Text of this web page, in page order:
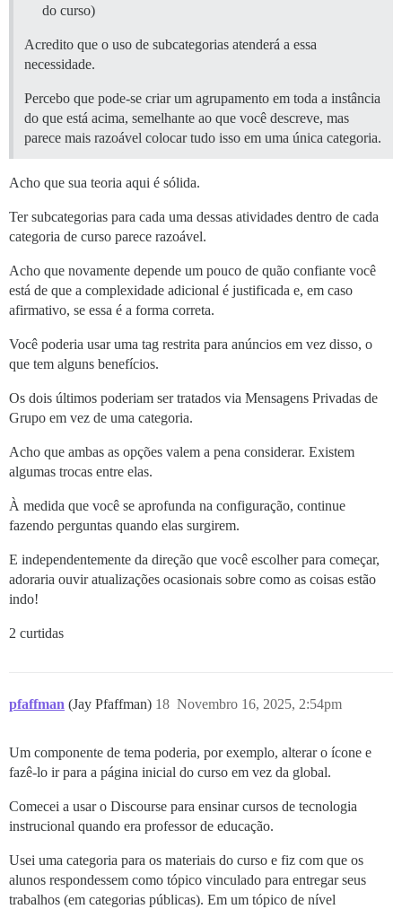
do curso)
Acredito que o uso de subcategorias atenderá a essa
necessidade.
Percebo que pode-se criar um agrupamento em toda a instância
do que está acima, semelhante ao que você descreve, mas
parece mais razoável colocar tudo isso em uma única categoria.
Acho que sua teoria aqui é sólida.
Ter subcategorias para cada uma dessas atividades dentro de cada
categoria de curso parece razoável.
Acho que novamente depende um pouco de quão confiante você
está de que a complexidade adicional é justificada e, em caso
afirmativo, se essa é a forma correta.
Você poderia usar uma tag restrita para anúncios em vez disso, o
que tem alguns benefícios.
Os dois últimos poderiam ser tratados via Mensagens Privadas de
Grupo em vez de uma categoria.
Acho que ambas as opções valem a pena considerar. Existem
algumas trocas entre elas.
À medida que você se aprofunda na configuração, continue
fazendo perguntas quando elas surgirem.
E independentemente da direção que você escolher para começar,
adoraria ouvir atualizações ocasionais sobre como as coisas estão
indo!
2 curtidas
pfaffman (Jay Pfaffman) Novembro 16, 2025, 2:54pm
18
Um componente de tema poderia, por exemplo, alterar o ícone e
fazê-lo ir para a página inicial do curso em vez da global.
Comecei a usar o Discourse para ensinar cursos de tecnologia
instrucional quando era professor de educação.
Usei uma categoria para os materiais do curso e fiz com que os
alunos respondessem como tópico vinculado para entregar seus
trabalhos (em categorias públicas). Em um tópico de nível